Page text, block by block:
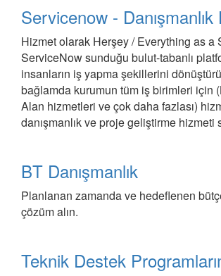
Servicenow -
Hizmet olarak Herşey / Everything as a
ServiceNow sunduğu bulut-tabanlı
insanların iş yapma şekillerini
bağlamda kurumun tüm iş birimleri için
Alan hizmetleri ve çok daha fazlası)
danışmanlık ve proje geliştirme hizmeti
BT Danışmanlık
Planlanan zamanda ve hedeflenen
çözüm alın.
Teknik Destek